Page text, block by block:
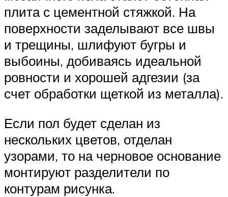
плита с цементной стяжкой. На
поверхности заделывают все швы
и трещины, шлифуют бугры и
выбоины, добиваясь идеальной
ровности и хорошей адгезии (за
счет обработки щеткой из металла).
Если пол будет сделан из
нескольких цветов, отделан
узорами, то на черновое основание
монтируют разделители по
контурам рисунка.